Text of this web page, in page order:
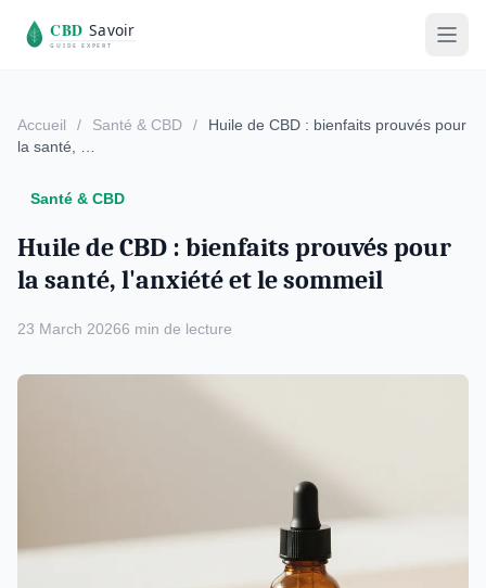
Accueil / Santé & CBD /
Huile de CBD : bienfaits prouvés pour
la santé, …
Santé & CBD
Huile de CBD : bienfaits prouvés pour
la santé, l'anxiété et le sommeil
23 March 20266 min de lecture